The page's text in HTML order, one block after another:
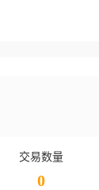
交易数量
0